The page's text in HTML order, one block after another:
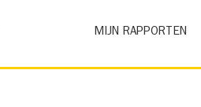
MIJN RAPPORTEN